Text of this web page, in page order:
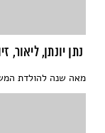
נתן יונתן, ליאור,
מאה שנה להולדת